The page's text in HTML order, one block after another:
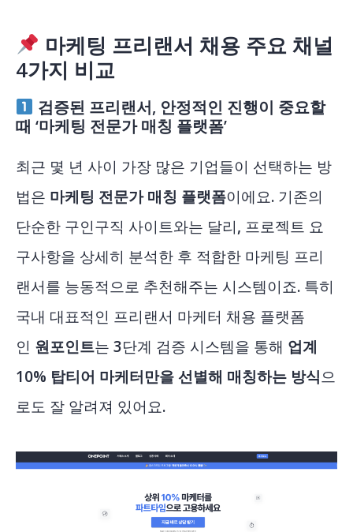
마케팅 프리랜서 채용 주요 채널
4가지 비교
검증된 프리랜서, 안정적인 진행이 중요할
때 ‘마케팅 전문가 매칭 플랫폼’
최근 몇 년 사이 가장 많은 기업들이 선택하는 방
법은 마케팅 전문가 매칭 플랫폼이에요. 기존의
단순한 구인구직 사이트와는 달리, 프로젝트 요
구사항을 상세히 분석한 후 적합한 마케팅 프리
랜서를 능동적으로 추천해주는 시스템이죠. 특히
국내 대표적인 프리랜서 마케터 채용 플랫폼
인 원포인트는 3단계 검증 시스템을 통해 업계
10% 탑티어 마케터만을 선별해 매칭하는 방식으
로도 잘 알려져 있어요.